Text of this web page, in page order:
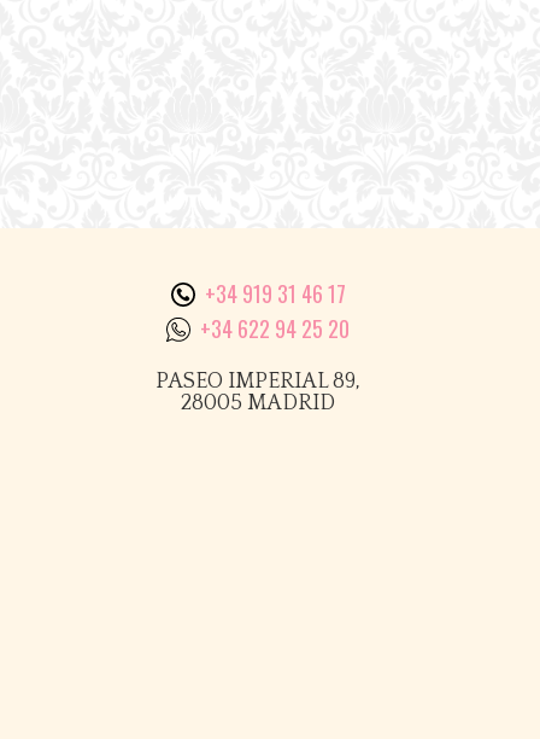
+34 919 31 46 17
+34 622 94 25 20
PASEO IMPERIAL 89,
28005 MADRID